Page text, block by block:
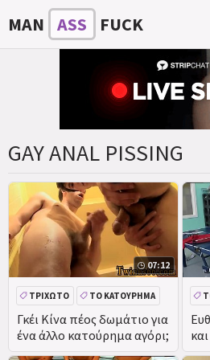
MAN ASS FUCK
GAY ANAL PISSING
07:12
Γκέι Κίνα πέος δωμάτιο για
ένα άλλο κατούρημα αγόρι;
ΤΡΙΧΩΤΌ ΤΟ ΚΑΤΟΎΡΗΜΑ